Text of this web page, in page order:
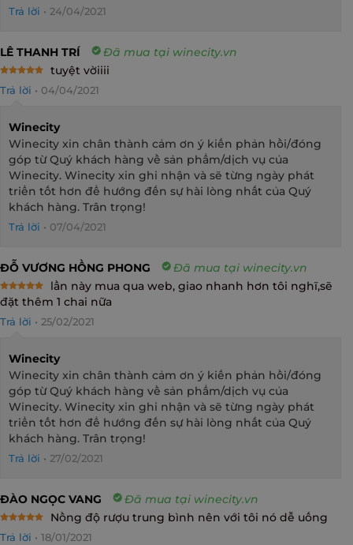
Trả lời • 24/04/2021
LÊ THANH TRÍ Đã mua tại winecity.vn
out of 5
tuyệt vờiiii
Trả lời • 04/04/2021
Winecity
Winecity xin chân thành cảm ơn ý kiến phản hồi/đóng
góp từ Quý khách hàng về sản phẩm/dịch vụ của
Winecity. Winecity xin ghi nhận và sẽ từng ngày phát
triển tốt hơn để hướng đến sự hài lòng nhất của Quý
khách hàng. Trân trọng!
Trả lời • 07/04/2021
ĐỖ VƯƠNG HỒNG PHONG Đã mua tại winecity.vn
Rated5
out of 5
lần này mua qua web, giao nhanh hơn tôi nghĩ,sẽ
đặt thêm 1 chai nữa
Trả lời • 25/02/2021
Winecity
Winecity xin chân thành cảm ơn ý kiến phản hồi/đóng
góp từ Quý khách hàng về sản phẩm/dịch vụ của
Winecity. Winecity xin ghi nhận và sẽ từng ngày phát
triển tốt hơn để hướng đến sự hài lòng nhất của Quý
khách hàng. Trân trọng!
Trả lời • 27/02/2021
ĐÀO NGỌC VANG Đã mua tại winecity.vn
out of 5
Nồng độ rượu trung bình nên với tôi nó dễ uống
Trả lời • 18/01/2021